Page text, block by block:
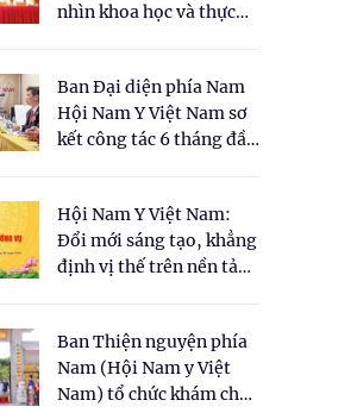
nhìn khoa học và thực
cho Luật Y dược cổ
truyền Việt Nam"
Ban Đại diện phía Nam
Hội Nam Y Việt Nam sơ
kết công tác 6 tháng đầu
Hội Nam Y Việt Nam:
Đổi mới sáng tạo, khẳng
định vị thế trên nền tảng
Ban Thiện nguyện phía
Nam (Hội Nam y Việt
Nam) tổ chức khám chữa